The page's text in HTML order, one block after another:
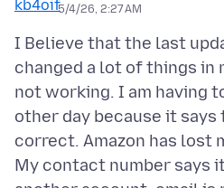
5/4/26, 2:27 AM
I Believe that the last
changed a lot of things in
not working. I am having
other day because it says
correct. Amazon has lost
My contact number says